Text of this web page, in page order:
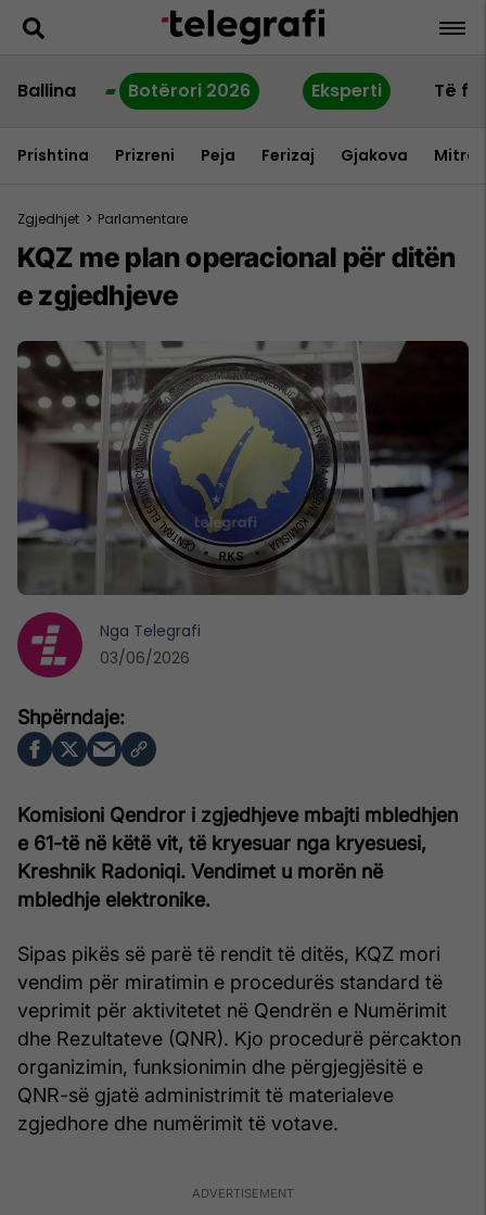
Ballina Botërori 2026 Eksperti Të
Prishtina Prizreni Peja Ferizaj Gjakova
Zgjedhjet > Parlamentare
KQZ me plan operacional për ditën
e zgjedhjeve
Komisioni Qendror i zgjedhjeve mbajti mbledhjen
e 61-të në këtë vit, të kryesuar nga kryesuesi,
Kreshnik Radoniqi. Vendimet u morën në
mbledhje elektronike.
Sipas pikës së parë të rendit të ditës, KQZ mori
vendim për miratimin e procedurës standard të
veprimit për aktivitetet në Qendrën e Numërimit
dhe Rezultateve (QNR). Kjo procedurë përcakton
organizimin, funksionimin dhe përgjegjësitë e
QNR-së gjatë administrimit të materialeve
zgjedhore dhe numërimit të votave.
Nga Telegrafi
03/06/2026